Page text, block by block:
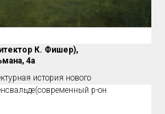
К. Фишер),
4а
история нового
р-он